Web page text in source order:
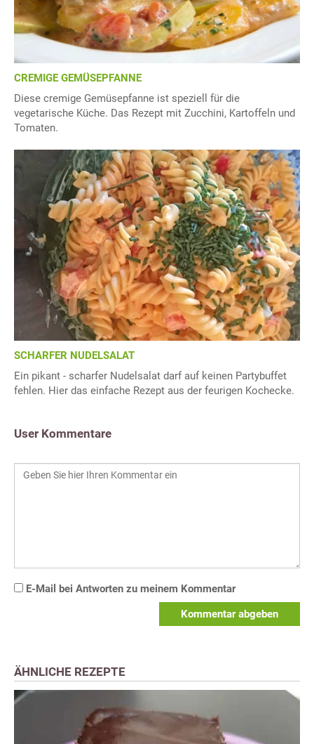
CREMIGE GEMÜSEPFANNE
Diese cremige Gemüsepfanne ist speziell für die
vegetarische Küche. Das Rezept mit Zucchini, Kartoffeln und
Tomaten.
SCHARFER NUDELSALAT
Ein pikant - scharfer Nudelsalat darf auf keinen Partybuffet
fehlen. Hier das einfache Rezept aus der feurigen Kochecke.
User Kommentare
E-Mail bei Antworten zu meinem Kommentar
Kommentar abgeben
ÄHNLICHE REZEPTE